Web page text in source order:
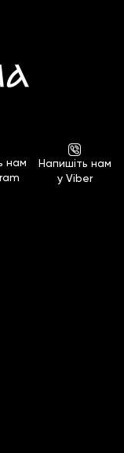
нам
Напишіть нам
у Viber